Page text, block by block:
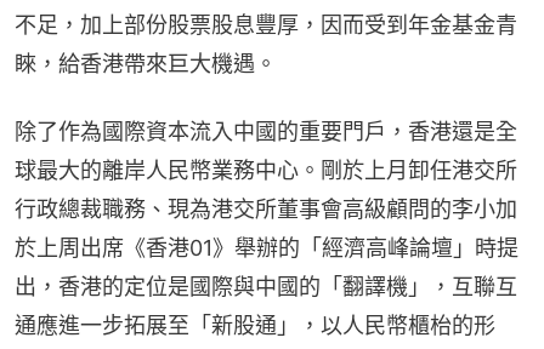
不足，加上部份股票股息豐厚，因而受到年金基金青
睞，給香港帶來巨大機遇。
除了作為國際資本流入中國的重要門戶，香港還是全
球最大的離岸人民幣業務中心。剛於上月卸任港交所
行政總裁職務、現為港交所董事會高級顧問的李小加
於上周出席《香港01》舉辦的「經濟高峰論壇」時提
出，香港的定位是國際與中國的「翻譯機」，互聯互
通應進一步拓展至「新股通」，以人民幣櫃枱的形